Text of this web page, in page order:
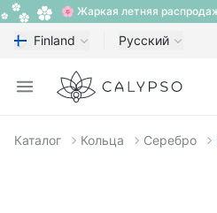
🌸 Жаркая летняя
Finland Русский
Open menu
Calypso
Каталог Кольца Серебро